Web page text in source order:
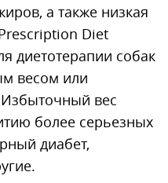
а также низкая
Diet
диетотерапии собак
весом или
вес
более серьезных
диабет,